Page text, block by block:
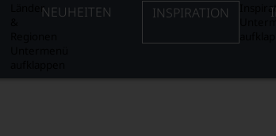
LänderNEUHEITEN INSPIRATION